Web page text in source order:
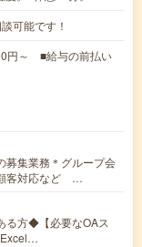
可能です！
円～ ■給与の前払い
募集業務＊グループ会
客対応など …
方◆【必要なOAス
Excel…